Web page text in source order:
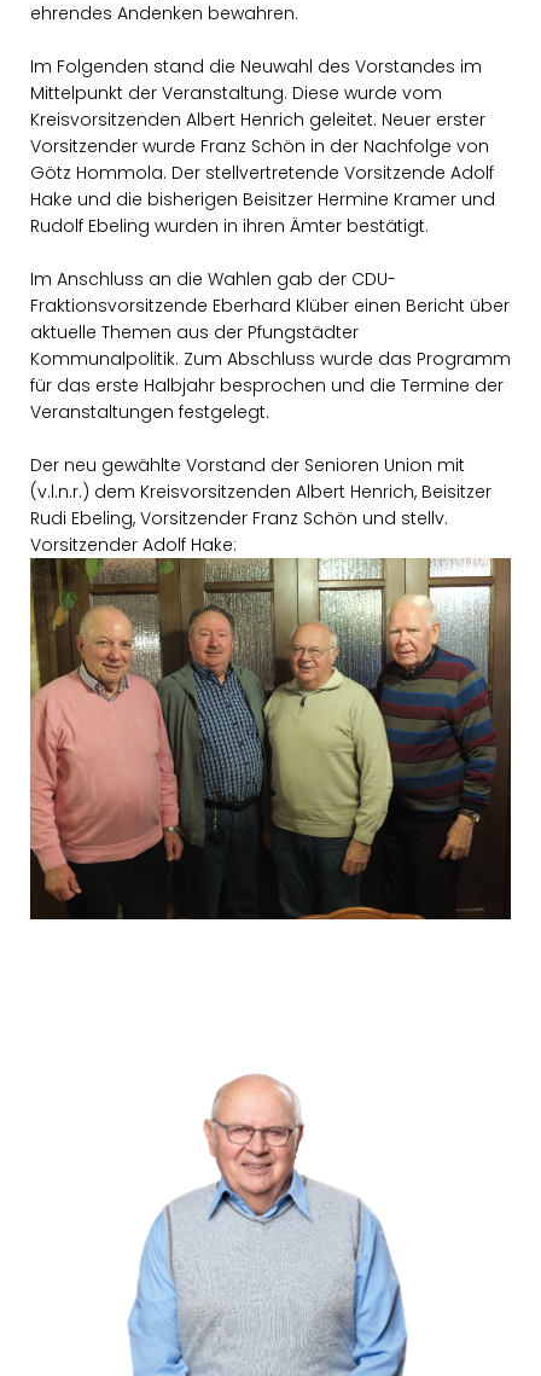
ehrendes Andenken bewahren.
Im Folgenden stand die Neuwahl des Vorstandes im
Mittelpunkt der Veranstaltung. Diese wurde vom
Kreisvorsitzenden Albert Henrich geleitet. Neuer erster
Vorsitzender wurde Franz Schön in der Nachfolge von
Götz Hommola. Der stellvertretende Vorsitzende Adolf
Hake und die bisherigen Beisitzer Hermine Kramer und
Rudolf Ebeling wurden in ihren Ämter bestätigt.
Im Anschluss an die Wahlen gab der CDU-
Fraktionsvorsitzende Eberhard Klüber einen Bericht über
aktuelle Themen aus der Pfungstädter
Kommunalpolitik. Zum Abschluss wurde das Programm
für das erste Halbjahr besprochen und die Termine der
Veranstaltungen festgelegt.
Der neu gewählte Vorstand der Senioren Union mit
(v.l.n.r.) dem Kreisvorsitzenden Albert Henrich, Beisitzer
Rudi Ebeling, Vorsitzender Franz Schön und stellv.
Vorsitzender Adolf Hake: